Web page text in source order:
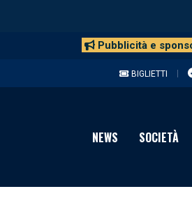
Pubblicità e
BIGLIETTI
NEWS SOCIETÀ